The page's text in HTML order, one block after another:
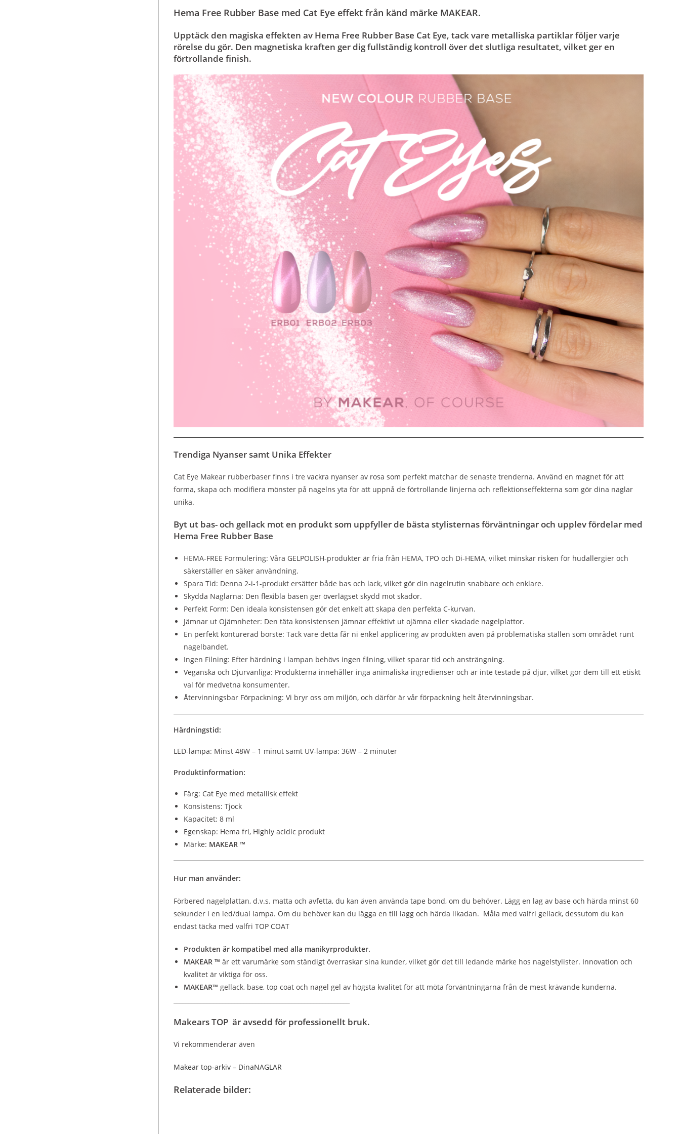
Hema Free Rubber Base med Cat Eye effekt från känd märke MAKEAR.
Upptäck den magiska effekten av Hema Free Rubber Base Cat Eye, tack vare metalliska partiklar följer varje
rörelse du gör. Den magnetiska kraften ger dig fullständig kontroll över det slutliga resultatet, vilket ger en
förtrollande finish.
Trendiga Nyanser samt Unika Effekter
Cat Eye Makear rubberbaser finns i tre vackra nyanser av rosa som perfekt matchar de senaste trenderna. Använd en magnet för att
forma, skapa och modifiera mönster på nagelns yta för att uppnå de förtrollande linjerna och reflektionseffekterna som gör dina naglar
unika.
Byt ut bas- och gellack mot en produkt som uppfyller de bästa stylisternas förväntningar och upplev fördelar med
Hema Free Rubber Base
HEMA-FREE Formulering: Våra GELPOLISH-produkter är fria från HEMA, TPO och Di-HEMA, vilket minskar risken för hudallergier och
säkerställer en säker användning.
Spara Tid: Denna 2-i-1-produkt ersätter både bas och lack, vilket gör din nagelrutin snabbare och enklare.
Skydda Naglarna: Den flexibla basen ger överlägset skydd mot skador.
Perfekt Form: Den ideala konsistensen gör det enkelt att skapa den perfekta C-kurvan.
Jämnar ut Ojämnheter: Den täta konsistensen jämnar effektivt ut ojämna eller skadade nagelplattor.
En perfekt konturerad borste: Tack vare detta får ni enkel applicering av produkten även på problematiska ställen som området runt
nagelbandet.
Ingen Filning: Efter härdning i lampan behövs ingen filning, vilket sparar tid och ansträngning.
Veganska och Djurvänliga: Produkterna innehåller inga animaliska ingredienser och är inte testade på djur, vilket gör dem till ett etiskt
val för medvetna konsumenter.
Återvinningsbar Förpackning: Vi bryr oss om miljön, och därför är vår förpackning helt återvinningsbar.
Härdningstid:
LED-lampa: Minst 48W – 1 minut samt UV-lampa: 36W – 2 minuter
Produktinformation:
Färg: Cat Eye med metallisk effekt
Konsistens: Tjock
Kapacitet: 8 ml
Egenskap: Hema fri, Highly acidic produkt
Märke: MAKEAR ™
Hur man använder:
Förbered nagelplattan, d.v.s. matta och avfetta, du kan även använda tape bond, om du behöver. Lägg en lag av base och härda minst 60
sekunder i en led/dual lampa. Om du behöver kan du lägga en till lagg och härda likadan. Måla med valfri gellack, dessutom du kan
endast täcka med valfri TOP COAT
Produkten är kompatibel med alla manikyrprodukter.
MAKEAR ™ är ett varumärke som ständigt överraskar sina kunder, vilket gör det till ledande märke hos nagelstylister. Innovation och
kvalitet är viktiga för oss.
MAKEAR™ gellack, base, top coat och nagel gel av högsta kvalitet för att möta förväntningarna från de mest krävande kunderna.
Makears TOP är avsedd för professionellt bruk.
Vi rekommenderar även
Makear top-arkiv – DinaNAGLAR
Relaterade bilder: